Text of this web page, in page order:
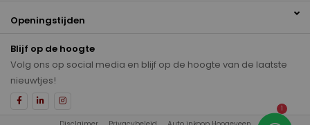
Openingstijden
Blijf op de hoogte
Volg ons op social media en blijf op de hoogte van de laatste
nieuwtjes!
1